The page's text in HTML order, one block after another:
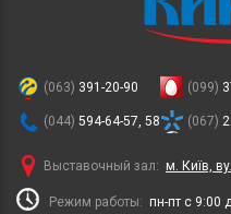
(063) 391-20-90
(044) 594-64-57, 58
(099)
(067)
Выставочный зал: м. Київ,
Режим работы: пн-пт с 9:00